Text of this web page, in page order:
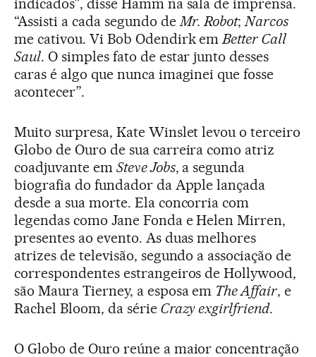
indicados”, disse Hamm na sala de imprensa.
“Assisti a cada segundo deMr. Robot;Narcos
me cativou. Vi Bob Odendirk emBetter Call
Saul. O simples fato de estar junto desses
caras é algo que nunca imaginei que fosse
acontecer”.
Muito surpresa, Kate Winslet levou o terceiro
Globo de Ouro de sua carreira como atriz
coadjuvante em Steve Jobs, a segunda
biografia do fundador da Apple lançada
desde a sua morte. Ela concorria com
legendas como Jane Fonda e Helen Mirren,
presentes ao evento. As duas melhores
atrizes de televisão, segundo a associação de
correspondentes estrangeiros de Hollywood,
são Maura Tierney, a esposa em The Affair, e
Rachel Bloom, da sérieCrazy exgirlfriend.
O Globo de Ouro reúne a maior concentração